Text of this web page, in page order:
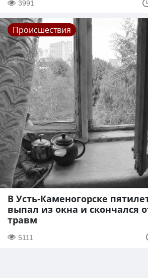
3991
Происшествия
В Усть-Каменогорске
выпал из окна и скончался
травм
5111